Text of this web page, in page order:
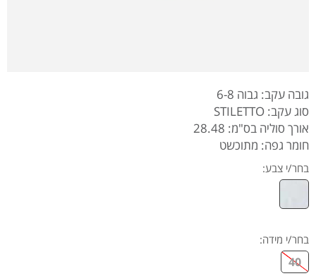
גובה עקב: גבוה 6-8
סוג עקב: STILETTO
אורך סוליה בס"מ: 28.48
חומר גפה: מתוכשט
בחר/י צבע:
בחר/י מידה:
40